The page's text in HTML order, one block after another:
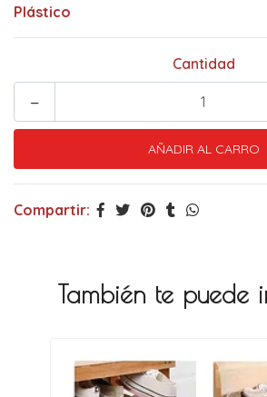
Plástico
Cantidad
-
Compartir:
También te puede